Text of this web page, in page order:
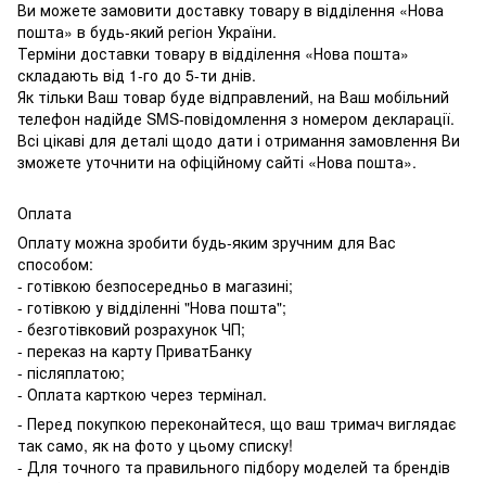
Ви можете замовити доставку товару в відділення «Нова
пошта» в будь-який регіон України.
Терміни доставки товару в відділення «Нова пошта»
складають від 1-го до 5-ти днів.
Як тільки Ваш товар буде відправлений, на Ваш мобільний
телефон надійде SMS-повідомлення з номером декларації.
Всі цікаві для деталі щодо дати і отримання замовлення Ви
зможете уточнити на офіційному сайті «Нова пошта».
Оплата
Оплату можна зробити будь-яким зручним для Вас
способом:
- готівкою безпосередньо в магазині;
- готівкою у відділенні "Нова пошта";
- безготівковий розрахунок ЧП;
- переказ на карту ПриватБанку
- післяплатою;
- Оплата карткою через термінал.
- Перед покупкою переконайтеся, що ваш тримач виглядає
так само, як на фото у цьому списку!
- Для точного та правильного підбору моделей та брендів